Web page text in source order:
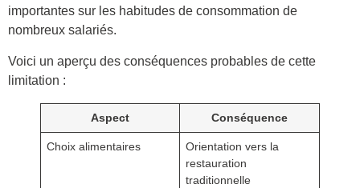
importantes sur les habitudes de consommation de
nombreux salariés.
Voici un aperçu des conséquences probables de cette
limitation :
Aspect Conséquence
Choix alimentaires
Orientation vers la
restauration
traditionnelle